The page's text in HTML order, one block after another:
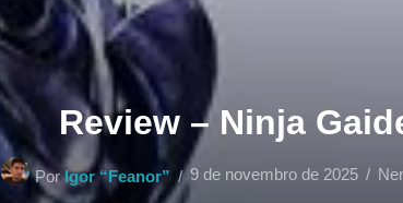
Review – Ninja
PorIgor “Feanor” 9 de novembro de 2025